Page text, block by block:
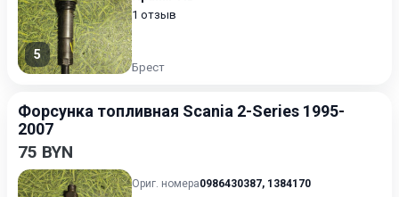
5
1 отзыв
Брест
Форсунка топливная Scania 2-Series 1995-
2007
75 BYN
Ориг. номера0986430387, 1384170